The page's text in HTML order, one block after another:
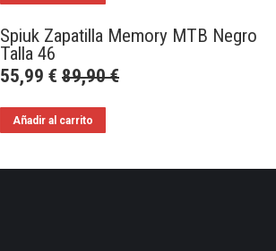
Spiuk Zapatilla Memory MTB Negro
Talla 46
55,99 € 89,90€
Añadir al carrito